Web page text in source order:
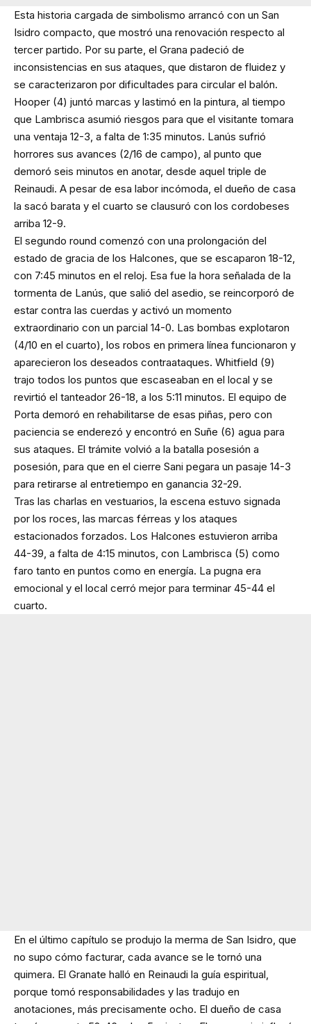
Esta historia cargada de simbolismo arrancó con un San
Isidro compacto, que mostró una renovación respecto al
tercer partido. Por su parte, el Grana padeció de
inconsistencias en sus ataques, que distaron de fluidez y
se caracterizaron por dificultades para circular el balón.
Hooper (4) juntó marcas y lastimó en la pintura, al tiempo
que Lambrisca asumió riesgos para que el visitante tomara
una ventaja 12-3, a falta de 1:35 minutos. Lanús sufrió
horrores sus avances (2/16 de campo), al punto que
demoró seis minutos en anotar, desde aquel triple de
Reinaudi. A pesar de esa labor incómoda, el dueño de casa
la sacó barata y el cuarto se clausuró con los cordobeses
arriba 12-9.
El segundo round comenzó con una prolongación del
estado de gracia de los Halcones, que se escaparon 18-12,
con 7:45 minutos en el reloj. Esa fue la hora señalada de la
tormenta de Lanús, que salió del asedio, se reincorporó de
estar contra las cuerdas y activó un momento
extraordinario con un parcial 14-0. Las bombas explotaron
(4/10 en el cuarto), los robos en primera línea funcionaron y
aparecieron los deseados contraataques. Whitfield (9)
trajo todos los puntos que escaseaban en el local y se
revirtió el tanteador 26-18, a los 5:11 minutos. El equipo de
Porta demoró en rehabilitarse de esas piñas, pero con
paciencia se enderezó y encontró en Suñe (6) agua para
sus ataques. El trámite volvió a la batalla posesión a
posesión, para que en el cierre Sani pegara un pasaje 14-3
para retirarse al entretiempo en ganancia 32-29.
Tras las charlas en vestuarios, la escena estuvo signada
por los roces, las marcas férreas y los ataques
estacionados forzados. Los Halcones estuvieron arriba
44-39, a falta de 4:15 minutos, con Lambrisca (5) como
faro tanto en puntos como en energía. La pugna era
emocional y el local cerró mejor para terminar 45-44 el
cuarto.
En el último capítulo se produjo la merma de San Isidro, que
no supo cómo facturar, cada avance se le tornó una
quimera. El Granate halló en Reinaudi la guía espiritual,
porque tomó responsabilidades y las tradujo en
anotaciones, más precisamente ocho. El dueño de casa